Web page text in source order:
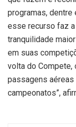
programas,
esse recurso faz
tranquilidade
em suas
volta do Compete,
passagens
campeonatos”,